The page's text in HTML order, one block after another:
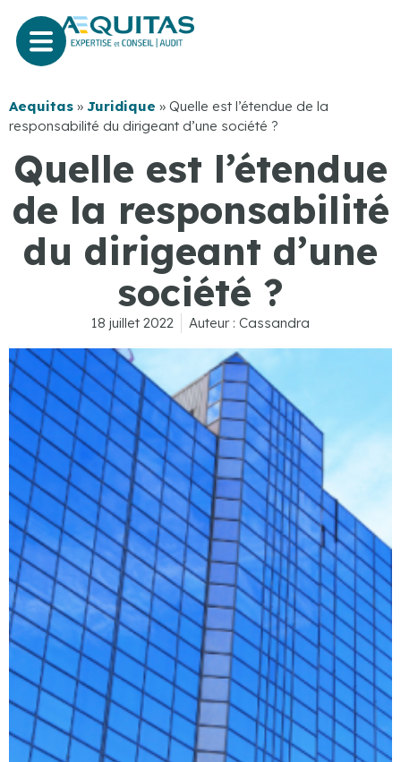
Aequitas » Juridique » Quelle est l’étendue de la
responsabilité du dirigeant d’une société ?
Quelle est l’étendue
de la responsabilité
du dirigeant d’une
société ?
18 juillet 2022 Auteur : Cassandra